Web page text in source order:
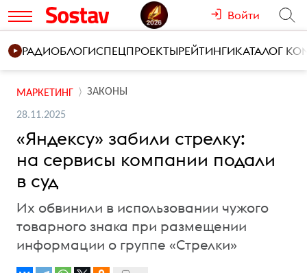
Войти
РАДИОБЛОГИСПЕЦПРОЕКТЫРЕЙТИНГИКАТАЛОГ
МАРКЕТИНГ ЗАКОНЫ
28.11.2025
«Яндексу» забили стрелку:
на сервисы компании подали
в суд
Их обвинили в использовании чужого
товарного знака при размещении
информации о группе «Стрелки»